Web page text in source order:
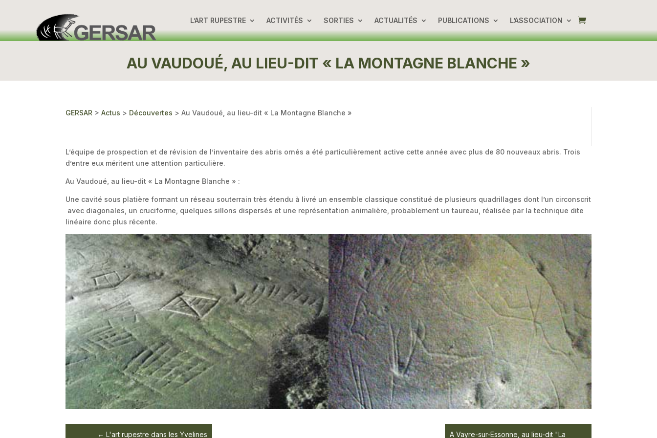
L’ART RUPESTRE ACTIVITÉS SORTIES ACTUALITÉS PUBLICATIONS L’ASSOCIATION
AU VAUDOUÉ, AU LIEU-DIT « LA MONTAGNE BLANCHE »
GERSAR >Actus > Découvertes >Au Vaudoué, au lieu-dit « La Montagne Blanche »
L’équipe de prospection et de révision de l’inventaire des abris ornés a été particulièrement active cette année avec plus de 80 nouveaux abris. Trois
d’entre eux méritent une attention particulière.
Au Vaudoué, au lieu-dit « La Montagne Blanche » :
Une cavité sous platière formant un réseau souterrain très étendu à livré un ensemble classique constitué de plusieurs quadrillages dont l’un circonscrit
avec diagonales, un cruciforme, quelques sillons dispersés et une représentation animalière, probablement un taureau, réalisée par la technique dite
linéaire donc plus récente.
A Vayre-sur-Essonne, au lieu-dit "La
L'art rupestre dans les Yvelines